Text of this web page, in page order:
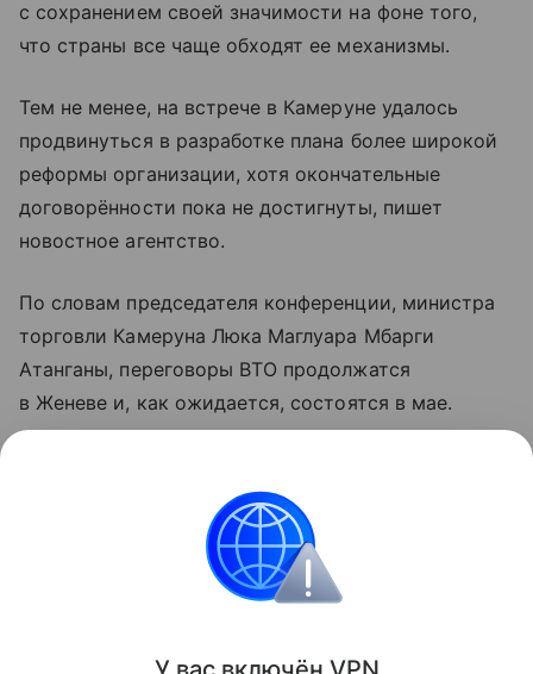
с сохранением своей значимости на фоне того,
что страны все чаще обходят ее механизмы.
Тем не менее, на встрече в Камеруне удалось
продвинуться в разработке плана более широкой
реформы организации, хотя окончательные
договорённости пока не достигнуты, пишет
новостное агентство.
По словам председателя конференции, министра
торговли Камеруна Люка Маглуара Мбарги
Атанганы, переговоры ВТО продолжатся
в Женеве и, как ожидается, состоятся в мае.
Доход: 5 основных видов
Рассказываем, что такое доход, какие бывают виды
и источники поступлений, а также какие активы
нельзя отнести к доходам.